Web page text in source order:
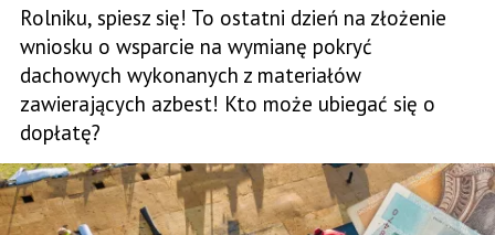
Rolniku, spiesz się! To ostatni dzień na złożenie
wniosku o wsparcie na wymianę pokryć
dachowych wykonanych z materiałów
zawierających azbest! Kto może ubiegać się o
dopłatę?